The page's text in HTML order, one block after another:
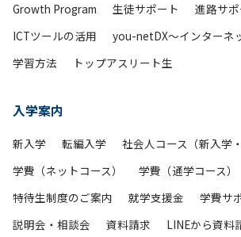
Growth Program
生徒サポート
進路サ
ICTツールの活用
you-netDX～インターネ
学習方法
トップアスリート生
入学案内
新入学 転編入学
社会人コース（新入学
学費（ネットコース）
学費（通学コース）
特待生制度のご案内
就学支援金
学費サ
説明会・相談会
資料請求
LINEから資料